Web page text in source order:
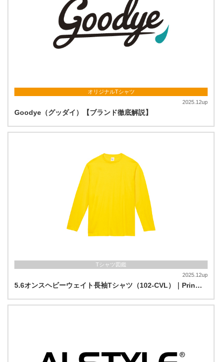
オリジナルTシャツ
2025.12up
Goodye（グッダイ）【ブランド徹底解説】
Tシャツ図鑑
2025.12up
5.6オンスヘビーウェイト長袖Tシャツ（102-CVL）｜Prin…